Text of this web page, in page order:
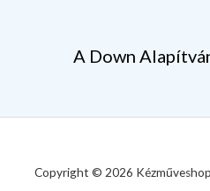
A Down
Copyright © 2026